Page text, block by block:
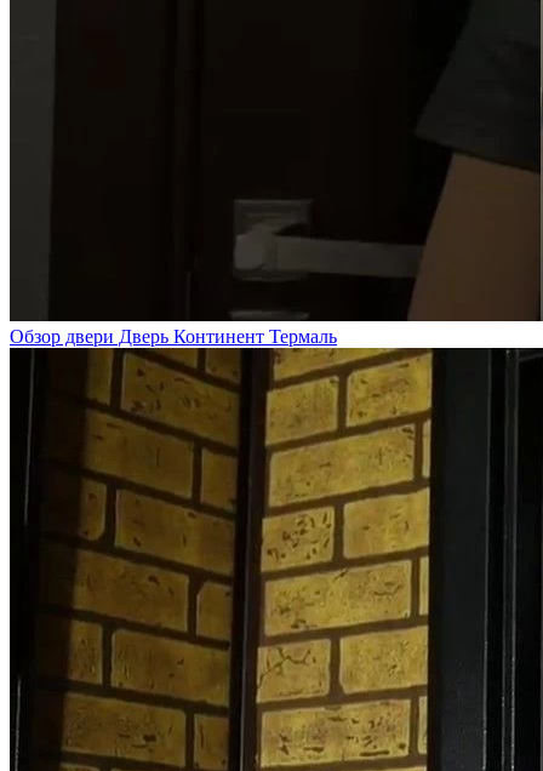
Обзор двери Дверь Континент Термаль